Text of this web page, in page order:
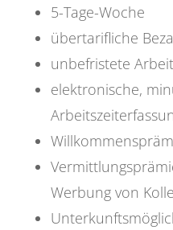
5-Tage-Woche
übertarifliche
unbefristete
elektronische,
Werbung von